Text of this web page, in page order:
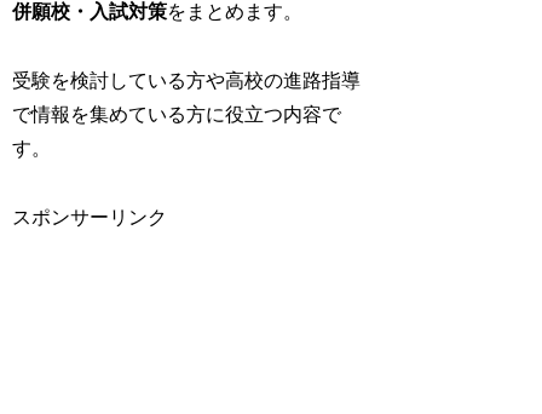
併願校・入試対策をまとめます。
受験を検討している方や高校の進路指導
で情報を集めている方に役立つ内容で
す。
スポンサーリンク